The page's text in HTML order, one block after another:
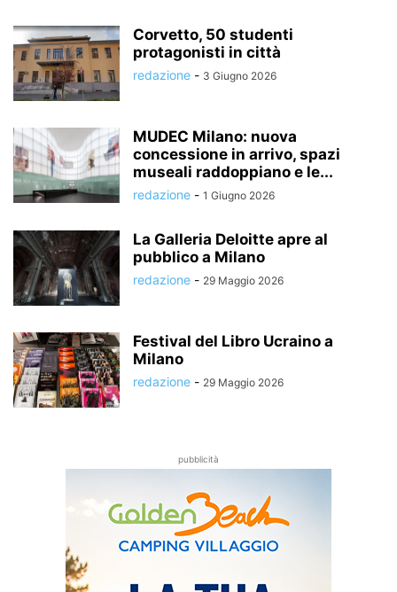
Corvetto, 50 studenti
protagonisti in città
redazione - 3 Giugno 2026
MUDEC Milano: nuova
concessione in arrivo, spazi
museali raddoppiano e le...
redazione - 1 Giugno 2026
La Galleria Deloitte apre al
pubblico a Milano
redazione - 29 Maggio 2026
Festival del Libro Ucraino a
Milano
redazione - 29 Maggio 2026
pubblicità